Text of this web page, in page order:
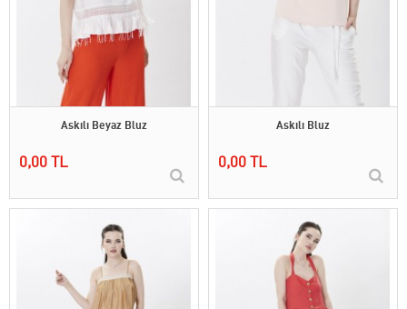
Askılı Beyaz Bluz
0,00 TL
Askılı Bluz
0,00 TL